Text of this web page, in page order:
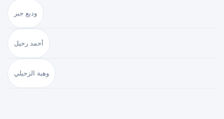
وديع جبر
أحمد رحيل
وهبة الزحيلي